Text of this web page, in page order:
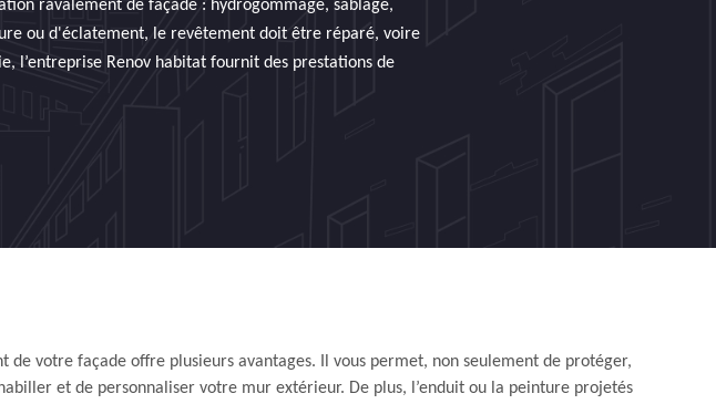
ravalement de façade : hydrogommage, sablage,
ou d'éclatement, le revêtement doit être réparé, voire
l’entreprise Renov habitat fournit des prestations de
de votre façade offre plusieurs avantages. Il vous permet, non seulement de protéger,
et de personnaliser votre mur extérieur. De plus, l’enduit ou la peinture projetés